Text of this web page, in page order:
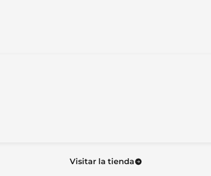
Visitar la tienda